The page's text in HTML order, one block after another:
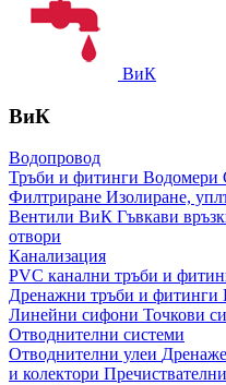
ВиК
ВиК
Водопровод
Тръби и фитинги Водомери
Филтриране Изолиране,
Вентили ВиК Гъвкави
отвори
Канализация
PVC канални тръби и
Дренажни тръби и фитинги
Линейни сифони Точкови
Отводнителни системи
Отводнителни улеи
и колектори